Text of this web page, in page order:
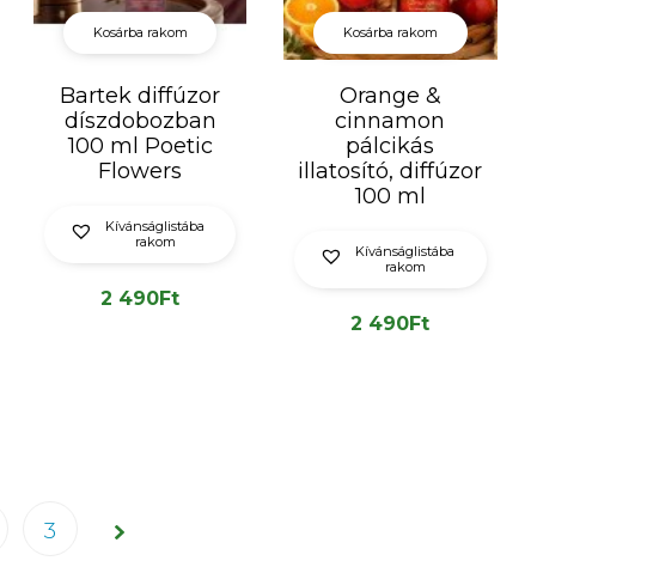
Kosárba rakom
Bartek diffúzor
díszdobozban
100 ml Poetic
Flowers
Kívánságlistába
rakom
2 490Ft
Kosárba rakom
Orange &
cinnamon
pálcikás
illatosító, diffúzor
100 ml
Kívánságlistába
rakom
2 490Ft
Page
3